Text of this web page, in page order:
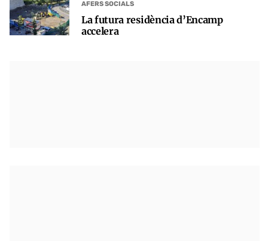
AFERS SOCIALS
La futura residència d’Encamp
accelera